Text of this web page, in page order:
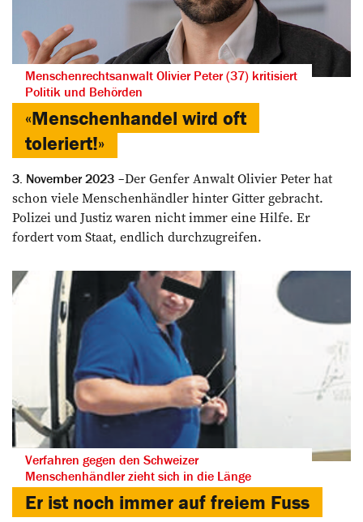
Menschenrechtsanwalt Olivier Peter (37) kritisiert
Politik und Behörden
«Menschenhandel wird oft
toleriert!»
3. November 2023
Der Genfer Anwalt Olivier Peter hat
schon viele Menschenhändler hinter Gitter gebracht.
Polizei und Justiz ­waren nicht ­immer eine Hilfe. Er
fordert vom Staat, endlich durchzugreifen.
Verfahren gegen den Schweizer
Menschenhändler zieht sich in die Länge
Er ist noch immer auf freiem Fuss